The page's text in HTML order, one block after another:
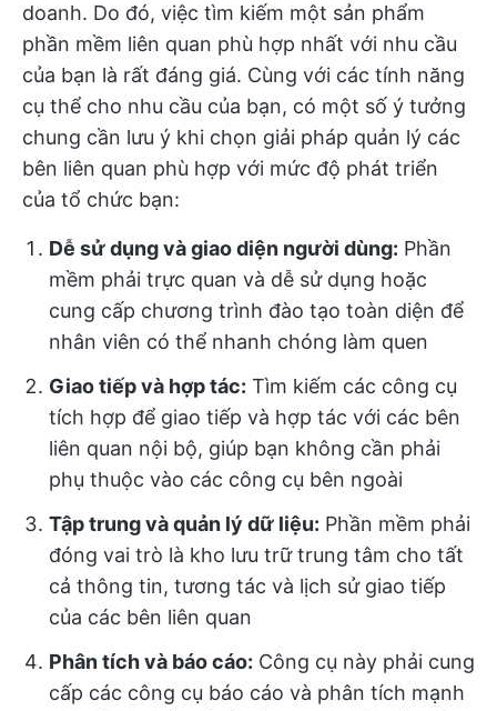
doanh. Do đó, việc tìm kiếm một sản phẩm
phần mềm liên quan phù hợp nhất với nhu cầu
của bạn là rất đáng giá. Cùng với các tính năng
cụ thể cho nhu cầu của bạn, có một số ý tưởng
chung cần lưu ý khi chọn giải pháp quản lý các
bên liên quan phù hợp với mức độ phát triển
của tổ chức bạn:
Dễ sử dụng và giao diện người dùng: Phần
mềm phải trực quan và dễ sử dụng hoặc
cung cấp chương trình đào tạo toàn diện để
nhân viên có thể nhanh chóng làm quen
Giao tiếp và hợp tác: Tìm kiếm các công cụ
tích hợp để giao tiếp và hợp tác với các bên
liên quan nội bộ, giúp bạn không cần phải
phụ thuộc vào các công cụ bên ngoài
Tập trung và quản lý dữ liệu: Phần mềm phải
đóng vai trò là kho lưu trữ trung tâm cho tất
cả thông tin, tương tác và lịch sử giao tiếp
của các bên liên quan
Phân tích và báo cáo: Công cụ này phải cung
cấp các công cụ báo cáo và phân tích mạnh